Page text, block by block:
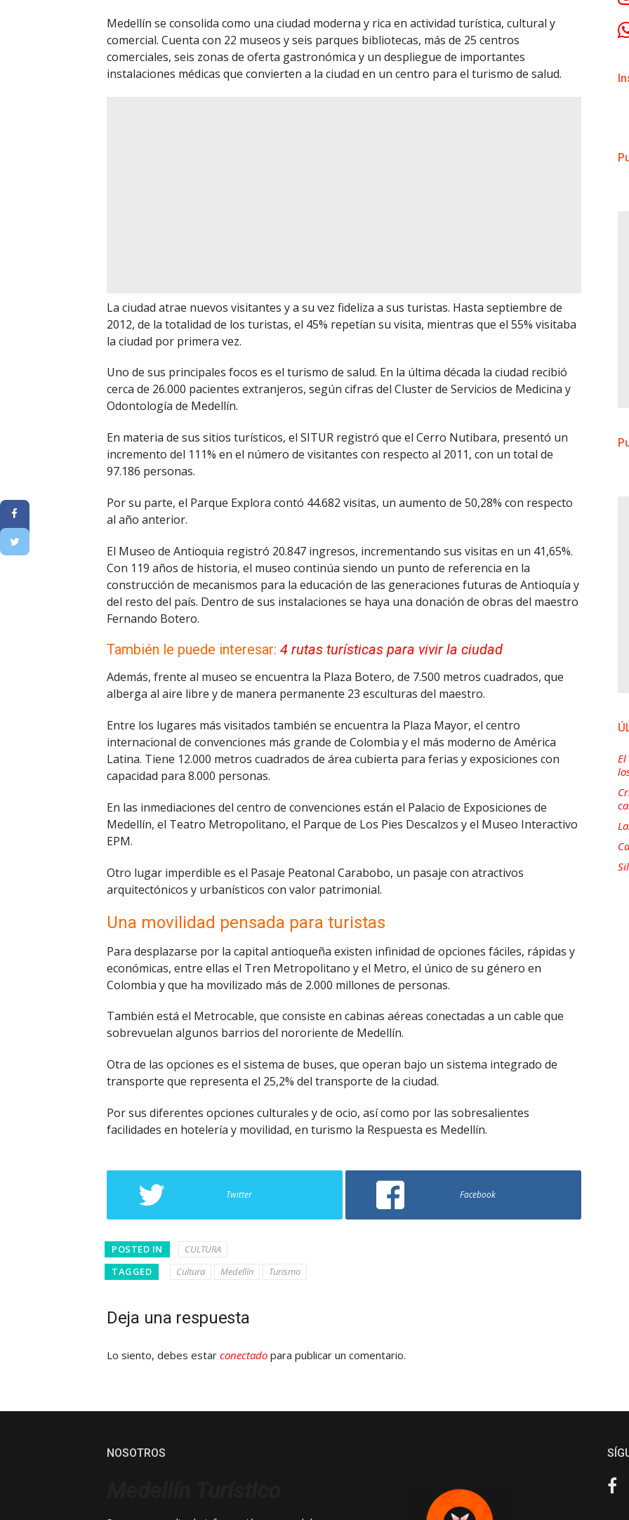
Medellín se consolida como una ciudad moderna y rica en actividad turística, cultural y
comercial. Cuenta con 22 museos y seis parques bibliotecas, más de 25 centros
comerciales, seis zonas de oferta gastronómica y un despliegue de importantes
instalaciones médicas que convierten a la ciudad en un centro para el turismo de salud.
La ciudad atrae nuevos visitantes y a su vez fideliza a sus turistas. Hasta septiembre de
2012, de la totalidad de los turistas, el 45% repetían su visita, mientras que el 55% visitaba
la ciudad por primera vez.
Uno de sus principales focos es el turismo de salud. En la última década la ciudad recibió
cerca de 26.000 pacientes extranjeros, según cifras del Cluster de Servicios de Medicina y
Odontología de Medellín.
En materia de sus sitios turísticos, el SITUR registró que el Cerro Nutibara, presentó un
incremento del 111% en el número de visitantes con respecto al 2011, con un total de
97.186 personas.
Por su parte, el Parque Explora contó 44.682 visitas, un aumento de 50,28% con respecto
al año anterior.
El Museo de Antioquia registró 20.847 ingresos, incrementando sus visitas en un 41,65%.
Con 119 años de historia, el museo continúa siendo un punto de referencia en la
construcción de mecanismos para la educación de las generaciones futuras de Antioquía y
del resto del país. Dentro de sus instalaciones se haya una donación de obras del maestro
Fernando Botero.
También le puede interesar: 4 rutas turísticas para vivir la ciudad
Además, frente al museo se encuentra la Plaza Botero, de 7.500 metros cuadrados, que
alberga al aire libre y de manera permanente 23 esculturas del maestro.
Entre los lugares más visitados también se encuentra la Plaza Mayor, el centro
internacional de convenciones más grande de Colombia y el más moderno de América
Latina. Tiene 12.000 metros cuadrados de área cubierta para ferias y exposiciones con
capacidad para 8.000 personas.
En las inmediaciones del centro de convenciones están el Palacio de Exposiciones de
Medellín, el Teatro Metropolitano, el Parque de Los Pies Descalzos y el Museo Interactivo
EPM.
Otro lugar imperdible es el Pasaje Peatonal Carabobo, un pasaje con atractivos
arquitectónicos y urbanísticos con valor patrimonial.
Una movilidad pensada para turistas
Para desplazarse por la capital antioqueña existen infinidad de opciones fáciles, rápidas y
económicas, entre ellas el Tren Metropolitano y el Metro, el único de su género en
Colombia y que ha movilizado más de 2.000 millones de personas.
También está el Metrocable, que consiste en cabinas aéreas conectadas a un cable que
sobrevuelan algunos barrios del nororiente de Medellín.
Otra de las opciones es el sistema de buses, que operan bajo un sistema integrado de
transporte que representa el 25,2% del transporte de la ciudad.
Por sus diferentes opciones culturales y de ocio, así como por las sobresalientes
facilidades en hotelería y movilidad, en turismo la Respuesta es Medellín.
Twitter Facebook
POSTED IN
CULTURA
TAGGED
Cultura Medellín Turismo
Deja una respuesta
Lo siento, debes estar conectado para publicar un comentario.
NOSOTROS